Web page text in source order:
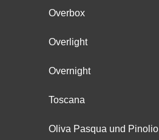
Overbox
Overlight
Overnight
Toscana
Oliva Pasqua und Pinolio